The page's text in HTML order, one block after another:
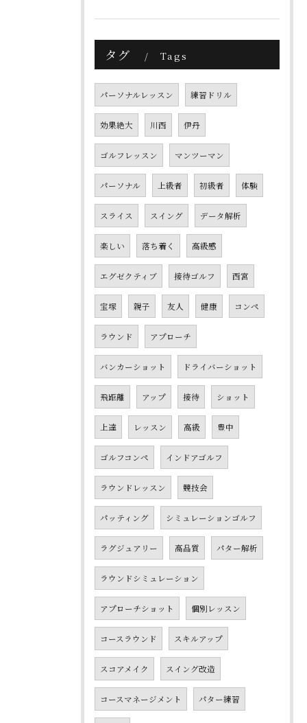
タグ Tags
パーソナルレッスン 練習ドリル
効果絶大 川西 伊丹
ゴルフレッスン マンツーマン
パーソナル 上級者 初級者 体験
スライス スイング データ解析
楽しい 落ち着く 高級感
エグゼクティブ 接待ゴルフ 西宮
宝塚 親子 友人 健康 コンペ
ラウンド アプローチ
バンカーショット ドライバーショット
飛距離 アップ 接待 ショット
上達 レッスン 高級 豊中
ゴルフコンペ インドアゴルフ
ラウンドレッスン 競技会
パッティング シミュレーションゴルフ
ラグジュアリー 高品質 パター解析
ラウンドシミュレーション
アプローチショット 個別レッスン
コースラウンド スキルアップ
スコアメイク スイング改造
コースマネージメント パター練習